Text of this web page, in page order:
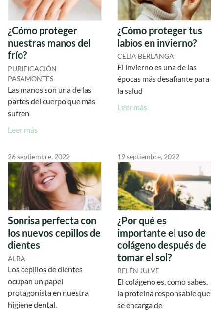
¿Cómo proteger
nuestras manos del
frío?
PURIFICACIÓN
PASAMONTES
Las manos son una de las
partes del cuerpo que más
sufren
Leer más
¿Cómo proteger tus
labios en invierno?
CELIA BERLANGA
El invierno es una de las
épocas más desafiante para
la salud
Leer más
26 septiembre, 2022
Sonrisa perfecta con
los nuevos cepillos de
dientes
ALBA
Los cepillos de dientes
ocupan un papel
protagonista en nuestra
higiene dental.
19 septiembre, 2022
¿Por qué es
importante el uso de
colágeno después de
tomar el sol?
BELÉN JULVE
El colágeno es, como sabes,
la proteína responsable que
se encarga de